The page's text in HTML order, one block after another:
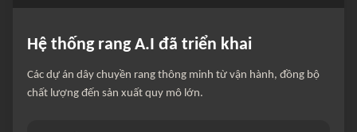
Hệ thống rang A.I đã triển khai
Các dự án dây chuyền rang thông minh từ vận hành, đồng bộ
chất lượng đến sản xuất quy mô lớn.